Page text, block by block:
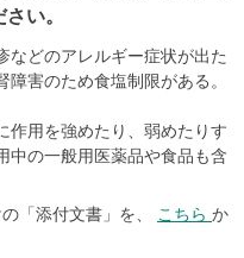
い。
などのアレルギー症状が出た
害のため食塩制限がある。
作用を強めたり、弱めたりす
中の一般用医薬品や食品も含
「添付文書」を、
こちら か